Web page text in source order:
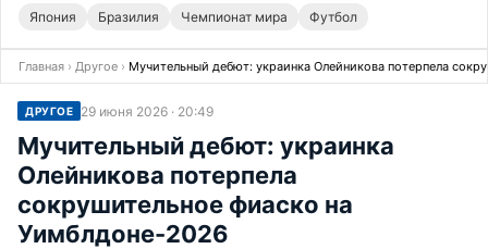
Япония Бразилия Чемпионат мира Футбол
Главная › Другое › Мучительный дебют: украинка Олейникова потерпела
ДРУГОЕ 29 июня 2026 · 20:49
Мучительный дебют: украинка
Олейникова потерпела
сокрушительное фиаско на
Уимблдоне-2026